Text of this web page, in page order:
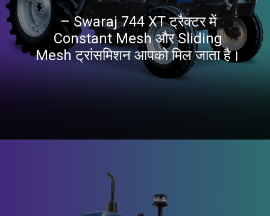
– Swaraj 744 XT ट्रैक्टर में
Constant Mesh और Sliding
Mesh ट्रांसमिशन आपको मिल जाता है।